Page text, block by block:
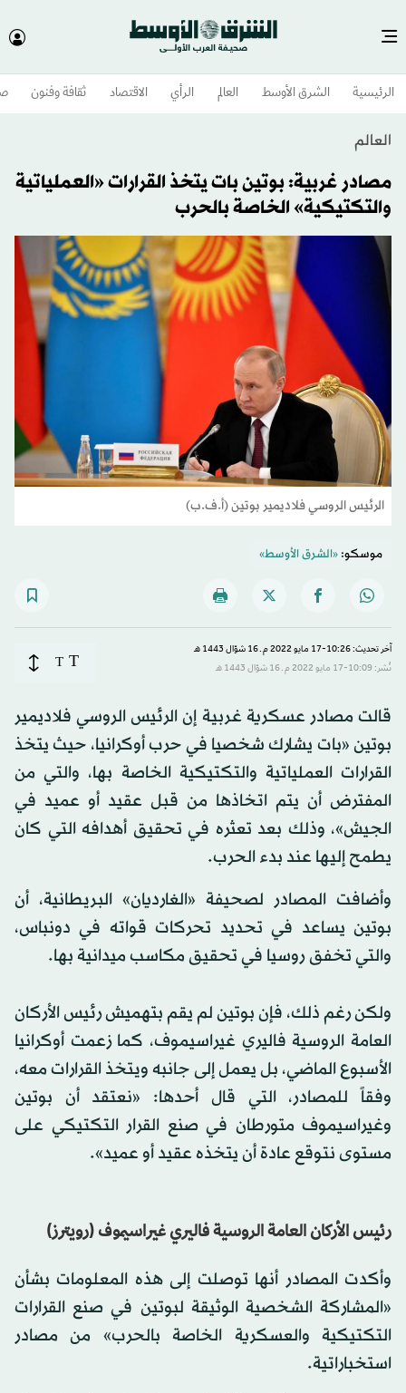
الرئيسية الشرق الأوسط​ العالم الرأي الاقتصاد ثقافة وفنون
العالم
مصادر غربية: بوتين بات يتخذ القرارات «العملياتية
والتكتيكية» الخاصة بالحرب
الرئيس الروسي فلاديمير بوتين (أ.ف.ب)
موسكو:«الشرق الأوسط»
آخر تحديث: 10:26-17 مايو 2022 م ـ 16 شوّال 1443 هـ
نُشر: 10:09-17 مايو 2022 م ـ 16 شوّال 1443 هـ
T
T
قالت مصادر عسكرية غربية إن الرئيس الروسي فلاديمير
بوتين «بات يشارك شخصيا في حرب أوكرانيا، حيث يتخذ
القرارات العملياتية والتكتيكية الخاصة بها، والتي من
المفترض أن يتم اتخاذها من قبل عقيد أو عميد في
الجيش»، وذلك بعد تعثره في تحقيق أهدافه التي كان
يطمح إليها عند بدء الحرب.
وأضافت المصادر لصحيفة «الغارديان» البريطانية، أن
بوتين يساعد في تحديد تحركات قواته في دونباس،
والتي تخفق روسيا في تحقيق مكاسب ميدانية بها.
ولكن رغم ذلك، فإن بوتين لم يقم بتهميش رئيس الأركان
العامة الروسية فاليري غيراسيموف، كما زعمت أوكرانيا
الأسبوع الماضي، بل يعمل إلى جانبه ويتخذ القرارات معه،
وفقاً للمصادر، التي قال أحدها: «نعتقد أن بوتين
وغيراسيموف متورطان في صنع القرار التكتيكي على
مستوى نتوقع عادة أن يتخذه عقيد أو عميد».
رئيس الأركان العامة الروسية فاليري غيراسيموف (رويترز)
وأكدت المصادر أنها توصلت إلى هذه المعلومات بشأن
«المشاركة الشخصية الوثيقة لبوتين في صنع القرارات
التكتيكية والعسكرية الخاصة بالحرب» من مصادر
استخباراتية.